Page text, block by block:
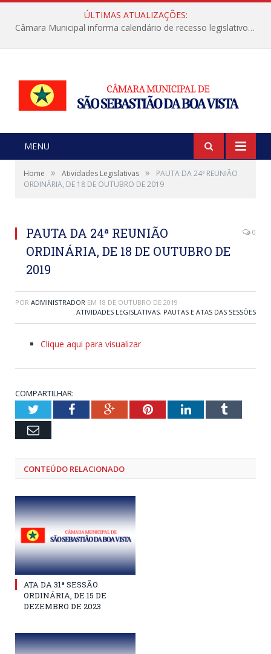
ÚLTIMAS ATUALIZAÇÕES:
Câmara Municipal informa calendário de recesso legislativo de julho
MENU
Home » Atividades Legislativas »
PAUTA DA 24ª REUNIÃO
ORDINÁRIA, DE 18 DE OUTUBRO DE 2019
PAUTA DA 24ª REUNIÃO
ORDINÁRIA, DE 18 DE OUTUBRO DE
2019
0
POR ADMINISTRADOR EM 18 DE OUTUBRO DE 2019
ATIVIDADES LEGISLATIVAS, PAUTAS E ATAS DAS SESSÕES
Clique aqui para visualizar
COMPARTILHAR:
TwitterFacebookGoogle+PinterestLinkedInTumblr
Email
CONTEÚDO RELACIONADO
ATA DA 31ª SESSÃO
ORDINÁRIA, DE 15 DE
DEZEMBRO DE 2023